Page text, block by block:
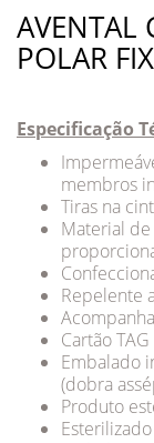
AVENTAL
POLAR FIX
Especificação
membros
Tiras na
Material
Repelente
Cartão
Embalado
(dobra
Produto